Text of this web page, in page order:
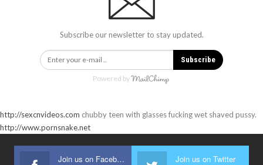
Subscribe our newsletter to stay updated.
Subscribe
Powered by
http://sexcnvideos.com chubby teen with glasses fucking wet shaved pussy.
http://www.pornsnake.net
Join us on Facebook Join us on Twitter